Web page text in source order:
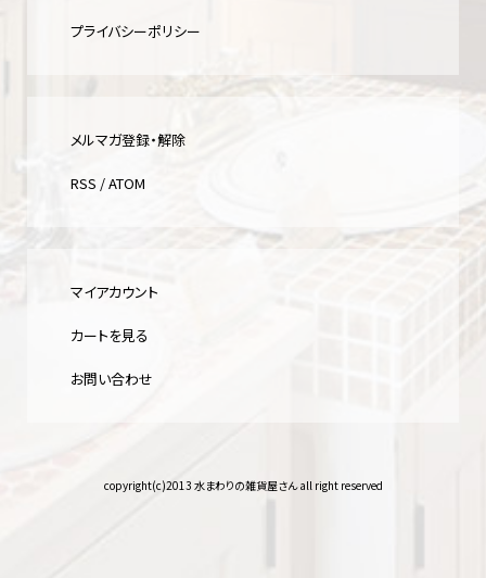
プライバシーポリシー
メルマガ登録・解除
RSS /ATOM
マイアカウント
カートを見る
お問い合わせ
copyright(c)2013 水まわりの雑貨屋さん all right reserved